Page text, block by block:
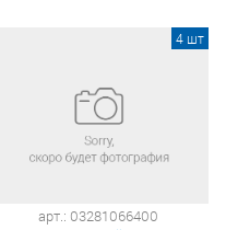
арт.: 03281066400
4 шт